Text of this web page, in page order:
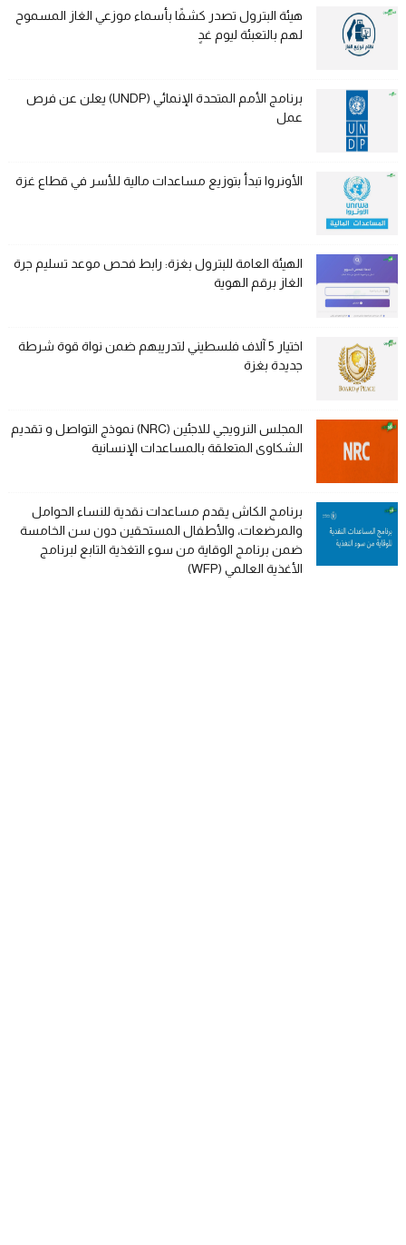
هيئة البترول تصدر كشفًا بأسماء موزعي الغاز المسموح
لهم بالتعبئة ليوم غدٍ
برنامج الأمم المتحدة الإنمائي (UNDP) يعلن عن فرص
عمل
الأونروا تبدأ بتوزيع مساعدات مالية للأسر في قطاع غزة
الهيئة العامة للبترول بغزة: رابط فحص موعد تسليم جرة
الغاز برقم الهوية
اختيار 5 آلاف فلسطيني لتدريبهم ضمن نواة قوة شرطة
جديدة بغزة
المجلس النرويجي للاجئين (NRC) نموذج التواصل و تقديم
الشكاوى المتعلقة بالمساعدات الإنسانية
برنامج الكاش يقدم مساعدات نقدية للنساء الحوامل
والمرضعات، والأطفال المستحقين دون سن الخامسة
ضمن برنامج الوقاية من سوء التغذية التابع لبرنامج
الأغذية العالمي (WFP)